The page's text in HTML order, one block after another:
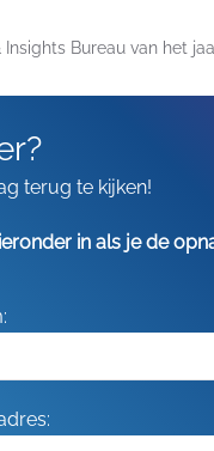
Insights Bureau van het
terug te kijken!
in als je de